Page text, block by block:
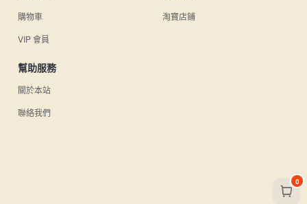
購物車
VIP 會員
淘寶店鋪
幫助服務
關於本站
聯絡我們
0